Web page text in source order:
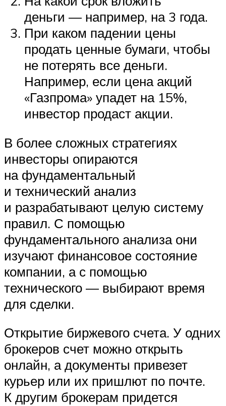
деньги — например, на 3 года.
При каком падении цены
продать ценные бумаги, чтобы
не потерять все деньги.
Например, если цена акций
«Газпрома» упадет на 15%,
инвестор продаст акции.
В более сложных стратегиях
инвесторы опираются
на фундаментальный
и технический анализ
и разрабатывают целую систему
правил. С помощью
фундаментального анализа они
изучают финансовое состояние
компании, а с помощью
технического — выбирают время
для сделки.
Открытие биржевого счета. У одних
брокеров счет можно открыть
онлайн, а документы привезет
курьер или их пришлют по почте.
К другим брокерам придется